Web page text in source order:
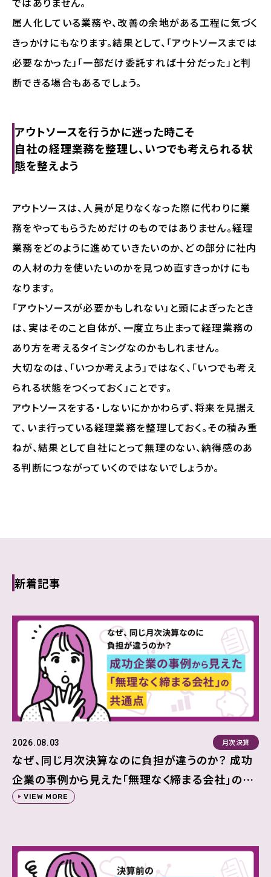
属人化している業務や、改善の余地がある工程に気づく
きっかけにもなります。結果として、「アウトソースまでは
必要なかった」「一部だけ委託すれば十分だった」と判
断できる場合もあるでしょう。
アウトソースを行うかに迷った時こそ
自社の経理業務を整理し、いつでも考えられる状
態を整えよう
アウトソースは、人員が足りなくなった際に代わりに業
務をやってもらうためだけのものではありません。経理
業務をどのように進めていきたいのか、どの部分に社内
の人材の力を使いたいのかを見つめ直すきっかけにも
なります。
「アウトソースが必要かもしれない」と頭によぎったとき
は、実はそのこと自体が、一度立ち止まって経理業務の
あり方を考えるタイミングなのかもしれません。
大切なのは、「いつか考えよう」ではなく、「いつでも考え
られる状態をつくっておく」ことです。
アウトソースをする・しないにかかわらず、将来を見据え
て、いま行っている経理業務を整理しておく。その積み重
ねが、結果として自社にとって無理のない、納得感のあ
る判断につながっていくのではないでしょうか。
新着記事
2026.08.03 月次決算
なぜ、同じ月次決算なのに負担が違うのか？ 成功
企業の事例から見えた「無理なく締まる会社」の共
通点VIEW MORE